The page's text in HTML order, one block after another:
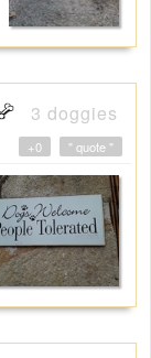
3 doggies
" quote "
+0